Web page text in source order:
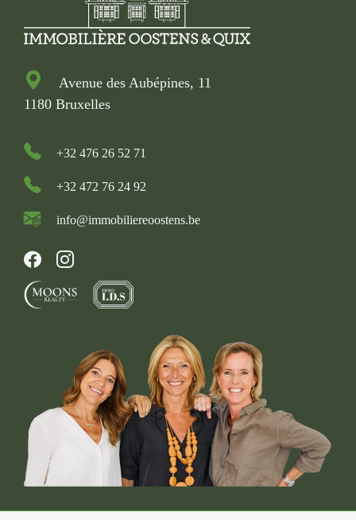
Avenue des Aubépines, 11
1180 Bruxelles
+32 476 26 52 71
+32 472 76 24 92
info@immobiliereoostens.be